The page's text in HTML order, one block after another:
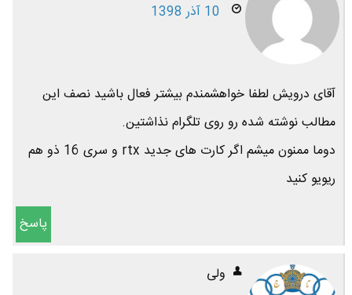
10 آذر 1398
آقای درویش لطفا خواهشمندم بیشتر فعال باشید نصف این
مطالب نوشته شده رو روی تلگرام نذاشتین.
دوما ممنون میشم اگر کارت های جدید rtx و سری 16 ذو هم
ریویو کنید
پاسخ
ولی